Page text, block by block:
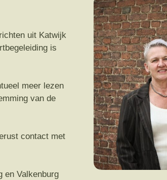
uit Katwijk
is
meer lezen
van de
contact met
en Valkenburg